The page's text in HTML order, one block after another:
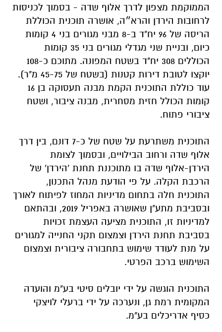
הממוקמת מצפון לדרך אלוף שדה - בסמוך לכניסות
לרחובות הירדן והרא״ה, אושרה תוכנית הכוללת
הריסה של 96 יח"ד ב-8 מבני מגורים בני 4 קומות
כיום, ובניית שני מגדלי מגורים בני 35 קומות
הכוללים 308 יח"ד בשטח המפונה. מתוכם כ-108
יוקצו לטובת דירות קטנות (בשטח של 45-75 מ"ר).
עוד כוללת התוכנית הקמת מבנה תעסוקה בן 16
קומות הכולל חזית מסחרית, מבנה ציבור, ושטח
ציבורי פתוח.
התוכנית משתרעת על שטח של כ-7 דונם, בין דרך
אלוף שדה ורחוב הבילויים, ובסמוך לצומת
הירדן-אלוף שדה בו מתוכננת תחנת 'הירדן' של
הרכבת הקלה. על פי הודעת מנהל התכנון,
התוכנית חלה בתחום מדיניות המחוז לפיתוח לאורך
ובסביבת מתע"ן שאושרה באפריל 2019, ובהתאם
למדיניות זו, התוכנית מציעה העצמת זכויות
בסביבת תחנת הירדן וצמצום תקני החנייה למגורים
על מנת לעודד שימוש בתחבורה ציבורית וצמצום
השימוש ברכב הפרטי.
התוכנית הוגשה על ידי יובלים סיטי בע"מ והועדה
המקומית רמת גן, ונערכה על ידי ברעלי לויצקי
כסיף אדריכלים בע"מ.